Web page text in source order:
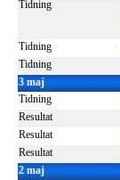
Tidning
Tidning
Tidning
3 maj
Tidning
Resultat
Resultat
Resultat
2 maj